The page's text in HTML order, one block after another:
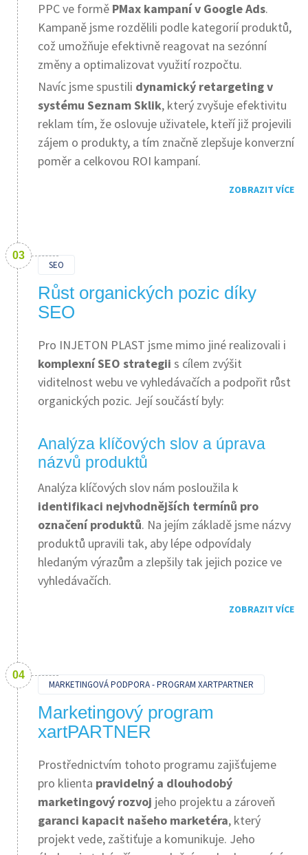
PPC ve formě PMax kampaní v Google Ads.
Kampaně jsme rozdělili podle kategorií produktů,
což umožňuje efektivně reagovat na sezónní
změny a optimalizovat využití rozpočtu.
Navíc jsme spustili dynamický retargeting v
systému Seznam Sklik, který zvyšuje efektivitu
reklam tím, že oslovuje uživatele, kteří již projevili
zájem o produkty, a tím značně zlepšuje konverzní
poměr a celkovou ROI kampaní.
ZOBRAZIT VÍCE
SEO
Růst organických pozic díky
SEO
Pro INJETON PLAST jsme mimo jiné realizovali i
komplexní SEO strategii s cílem zvýšit
viditelnost webu ve vyhledávačích a podpořit růst
organických pozic. Její součástí byly:
Analýza klíčových slov a úprava
názvů produktů
Analýza klíčových slov nám posloužila k
identifikaci nejvhodnějších termínů pro
označení produktů. Na jejím základě jsme názvy
produktů upravili tak, aby lépe odpovídaly
hledaným výrazům a zlepšily tak jejich pozice ve
vyhledávačích.
ZOBRAZIT VÍCE
MARKETINGOVÁ PODPORA - PROGRAM XARTPARTNER
Marketingový program
xartPARTNER
Prostřednictvím tohoto programu zajišťujeme
pro klienta pravidelný a dlouhodobý
marketingový rozvoj jeho projektu a zároveň
garanci kapacit našeho marketéra, který
projekt vede, zaštiťuje a komunikuje. Jeho